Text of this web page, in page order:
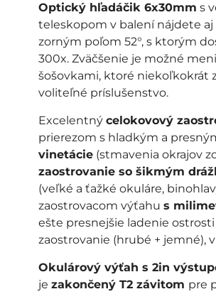
Optický hľadáčik 6x30mm s
teleskopom v balení nájdete aj
zorným poľom 52°, s ktorým
300x. Zväčšenie je možné
šošovkami, ktoré niekoľkokrát
voliteľné príslušenstvo.
Excelentný celokovový
prierezom s hladkým a
vinetácie(stmavenia okrajov
zaostrovanie so šikmým
(veľké a ťažké okuláre,
zaostrovacom výťahu s
ešte presnejšie ladenie
zaostrovanie (hrubé + jemné),
Okulárový výťah s 2in
je zakončený T2 závitom pre